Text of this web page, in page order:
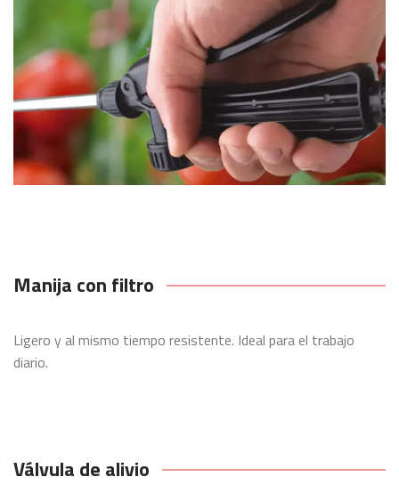
Manija con filtro
Ligero y al mismo tiempo resistente. Ideal para el trabajo
diario.
Válvula de alivio